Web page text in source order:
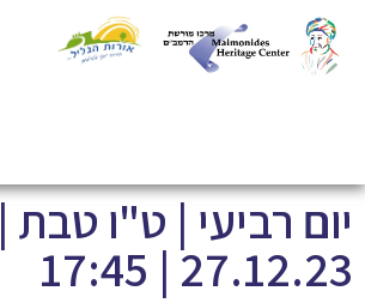
יום רביעי | ט"ו טבת |
27.12.23 | 17:45